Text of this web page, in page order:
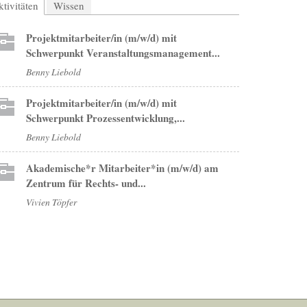
(aktiver Reiter)
Wissen
Projektmitarbeiter/in (m/w/d) mit
Schwerpunkt Veranstaltungsmanagement...
Benny Liebold
Projektmitarbeiter/in (m/w/d) mit
Schwerpunkt Prozessentwicklung,...
Benny Liebold
Akademische*r Mitarbeiter*in (m/w/d) am
Zentrum für Rechts- und...
Vivien Töpfer